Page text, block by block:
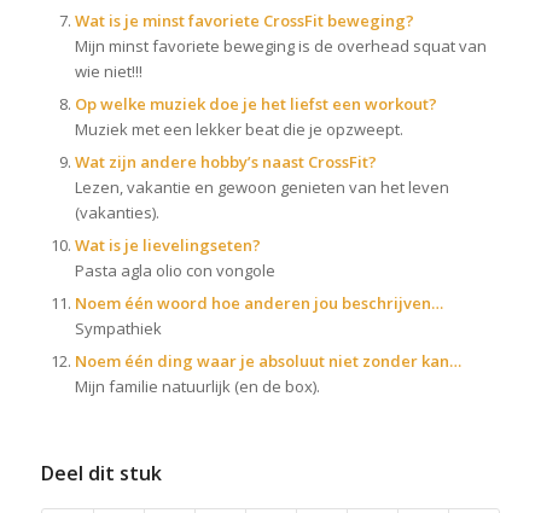
Wat is je minst favoriete CrossFit beweging?
Mijn minst favoriete beweging is de overhead squat van
wie niet!!!
Op welke muziek doe je het liefst een workout?
Muziek met een lekker beat die je opzweept.
Wat zijn andere hobby’s naast CrossFit?
Lezen, vakantie en gewoon genieten van het leven
(vakanties).
Wat is je lievelingseten?
Pasta agla olio con vongole
Noem één woord hoe anderen jou beschrijven…
Sympathiek
Noem één ding waar je absoluut niet zonder kan…
Mijn familie natuurlijk (en de box).
Deel dit stuk